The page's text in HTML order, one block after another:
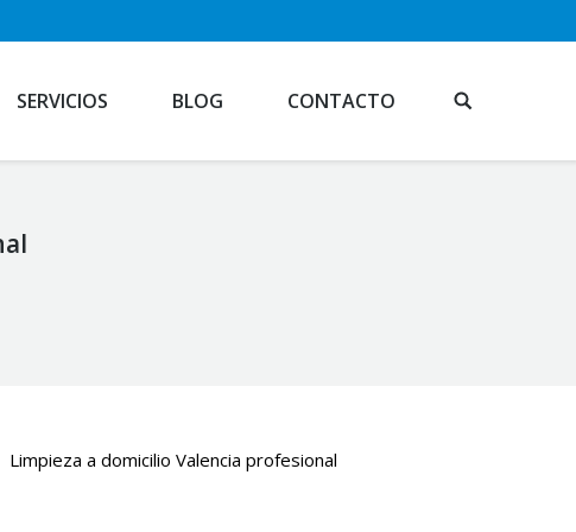
SERVICIOS BLOG CONTACTO
Limpieza a domicilio Valencia profesional